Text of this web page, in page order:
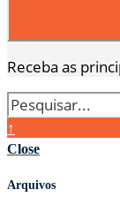
Receba as
↑
Close
Arquivos